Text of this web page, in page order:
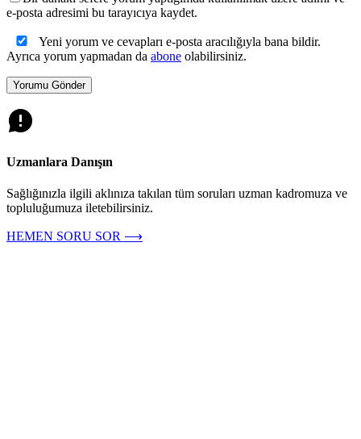
e-posta adresimi bu tarayıcıya kaydet.
Yeni yorum ve cevapları e-posta aracılığıyla bana bildir.
Ayrıca yorum yapmadan da abone olabilirsiniz.
Uzmanlara Danışın
Sağlığınızla ilgili aklınıza takılan tüm soruları uzman kadromuza ve
topluluğumuza iletebilirsiniz.
HEMEN SORU SOR ⟶